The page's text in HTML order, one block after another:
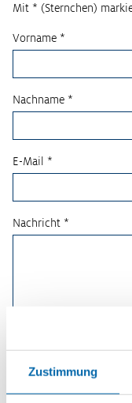
Zustimmung
Mit * (Sternchen)
Vorname *
Nachname *
E-Mail *
Nachricht *